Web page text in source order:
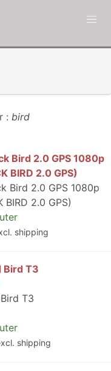
: bird
Bird 2.0 GPS 1080p
BIRD 2.0 GPS)
Bird 2.0 GPS 1080p
BIRD 2.0 GPS)
shipping
Bird T3
T3
shipping